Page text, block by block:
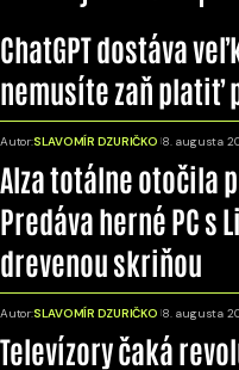
ChatGPT dostáva
nemusíte zaň platiť
Autor:SLAVOMÍR DZURIČKO 8. augusta
Alza totálne otočila
Predáva herné PC s
drevenou skriňou
Autor:SLAVOMÍR DZURIČKO 8. augusta
Televízory čaká